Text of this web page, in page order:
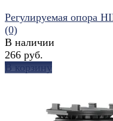
Регулируемая опора
(0)
В наличии
266 руб.
В корзину